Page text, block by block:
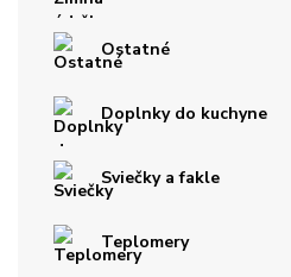
Ostatné
Doplnky do kuchyne
Sviečky a fakle
Teplomery